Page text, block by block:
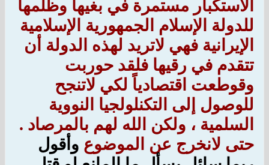
الاستكبار مستمرة في بغيها وظلمها
للدولة الإسلام الجمهورية الإسلامية
الإيرانية فهي لاتريد لهذه الدولة أن
تتقدم في رقيها فلقد حوربت
وقوطعت اقتصادياً لكي لاتنجح
للوصول إلى التكنلولجيا النووية
السلمية ، ولكن الله لهم بالمرصاد .
حتى لانخرج عن الموضوع وأقول